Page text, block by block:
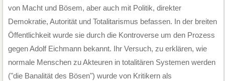
von Macht und Bösem, aber auch mit Politik, direkter
Demokratie, Autorität und Totalitarismus befassen. In der breiten
Öffentlichkeit wurde sie durch die Kontroverse um den Prozess
gegen Adolf Eichmann bekannt. Ihr Versuch, zu erklären, wie
normale Menschen zu Akteuren in totalitären Systemen werden
("die Banalität des Bösen") wurde von Kritikern als